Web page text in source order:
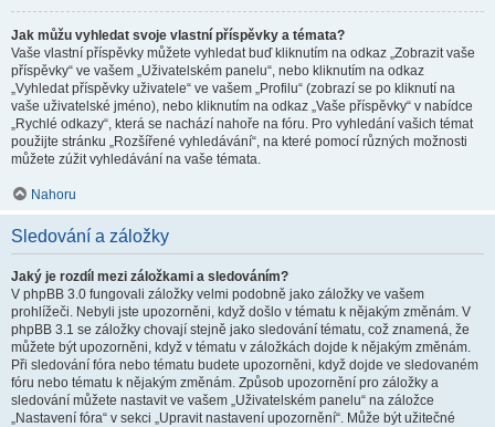
Jak můžu vyhledat svoje vlastní příspěvky a témata?
Vaše vlastní příspěvky můžete vyhledat buď kliknutím na odkaz „Zobrazit vaše
příspěvky“ ve vašem „Uživatelském panelu“, nebo kliknutím na odkaz
„Vyhledat příspěvky uživatele“ ve vašem „Profilu“ (zobrazí se po kliknutí na
vaše uživatelské jméno), nebo kliknutím na odkaz „Vaše příspěvky“ v nabídce
„Rychlé odkazy“, která se nachází nahoře na fóru. Pro vyhledání vašich témat
použijte stránku „Rozšířené vyhledávání“, na které pomocí různých možnosti
můžete zúžit vyhledávání na vaše témata.
Nahoru
Sledování a záložky
Jaký je rozdíl mezi záložkami a sledováním?
V phpBB 3.0 fungovali záložky velmi podobně jako záložky ve vašem
prohlížeči. Nebyli jste upozorněni, když došlo v tématu k nějakým změnám. V
phpBB 3.1 se záložky chovají stejně jako sledování tématu, což znamená, že
můžete být upozorněni, když v tématu v záložkách dojde k nějakým změnám.
Při sledování fóra nebo tématu budete upozorněni, když dojde ve sledovaném
fóru nebo tématu k nějakým změnám. Způsob upozornění pro záložky a
sledování můžete nastavit ve vašem „Uživatelském panelu“ na záložce
„Nastavení fóra“ v sekci „Upravit nastavení upozornění“. Může být užitečné